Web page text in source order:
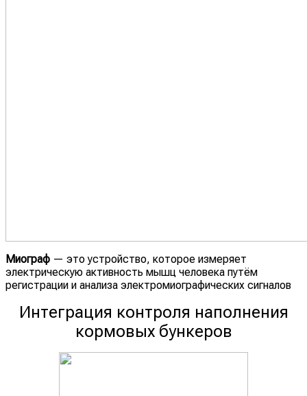
Миограф — это устройство, которое измеряет
электрическую активность мышц человека путём
регистрации и анализа электромиографических сигналов
Интеграция контроля наполнения
кормовых бункеров